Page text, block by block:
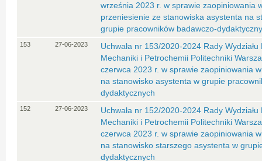
września 2023 r. w sprawie zaopiniowania
przeniesienie ze stanowiska asystenta na
grupie pracowników badawczo-
153 27-06-2023
Uchwała nr 153/2020-2024 Rady
Mechaniki i Petrochemii Politechniki
czerwca 2023 r. w sprawie zaopiniowania
na stanowisko asystenta w grupie
dydaktycznych
152 27-06-2023
Uchwała nr 152/2020-2024 Rady
Mechaniki i Petrochemii Politechniki
czerwca 2023 r. w sprawie zaopiniowania
na stanowisko starszego asystenta w
dydaktycznych